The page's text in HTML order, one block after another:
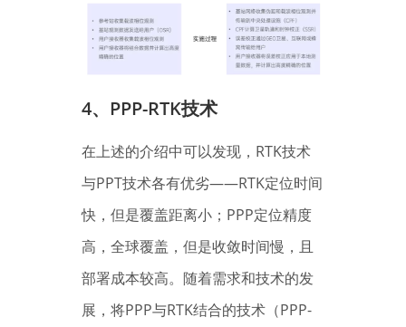
4、 PPP-RTK技术
在上述的介绍中可以发现，RTK技术
与PPT技术各有优劣——RTK定位时间
快，但是覆盖距离小；PPP定位精度
高，全球覆盖，但是收敛时间慢，且
部署成本较高。随着需求和技术的发
展，将PPP与RTK结合的技术（PPP-